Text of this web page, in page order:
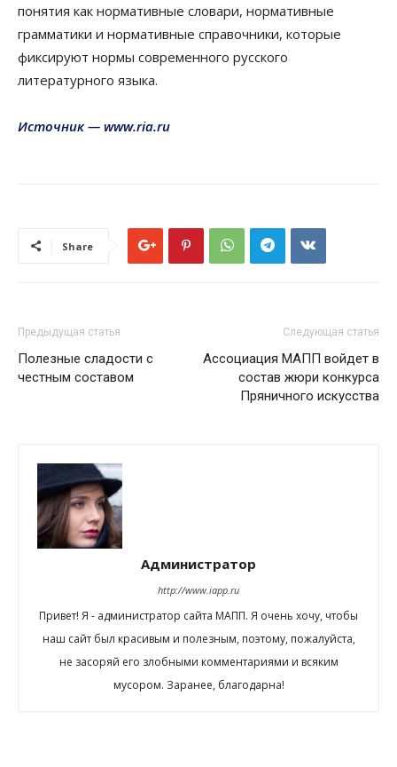
понятия как нормативные словари, нормативные
грамматики и нормативные справочники, которые
фиксируют нормы современного русского
литературного языка.
Источник — www.ria.ru
Share
Предыдущая статья
Полезные сладости с
честным составом
Следующая статья
Ассоциация МАПП войдет в
состав жюри конкурса
Пряничного искусства
Администратор
http://www.iapp.ru
Привет! Я - администратор сайта МАПП. Я очень хочу, чтобы
наш сайт был красивым и полезным, поэтому, пожалуйста,
не засоряй его злобными комментариями и всяким
мусором. Заранее, благодарна!